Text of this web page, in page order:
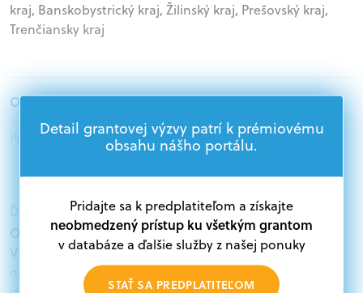
kraj, Banskobystrický kraj, Žilinský kraj, Prešovský kraj,
Trenčiansky kraj
Oprávnení žiadatelia:
Podnikatelia
Ďalšie informácie:
Oprávnení žiadatelia:
V databáze grantov a dotácií na portáli Grantexpert.sk
nájdete aktuálne výzvy z eurofondov, plánu obnovy a
Detail grantovej výzvy patrí k prémiovému
obsahu nášho portálu.
Pridajte sa k predplatiteľom a získajte
neobmedzený prístup ku všetkým grantom
v databáze a ďalšie služby z našej ponuky
STAŤ SA PREDPLATITEĽOM